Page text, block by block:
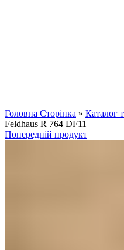
Головна Сторінка » Каталог
Feldhaus R 764 DF11
Попередній продукт